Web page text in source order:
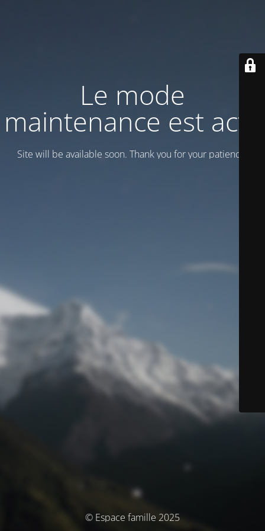
Le mode
maintenance est actif
Site will be available soon. Thank you for your patience!
© Espace famille 2025